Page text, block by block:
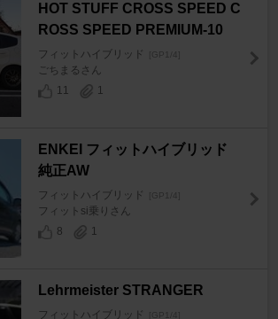
HOT STUFF CROSS SPEED C
ROSS SPEED PREMIUM-10
フィットハイブリッド [GP1/4]
ごちまるさん
11
1
ENKEI フィットハイブリッド
純正AW
フィットハイブリッド [GP1/4]
フィットsi乗りさん
8
1
Lehrmeister STRANGER
フィットハイブリッド [GP1/4]